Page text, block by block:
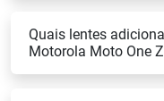
Quais lentes
Motorola Moto One